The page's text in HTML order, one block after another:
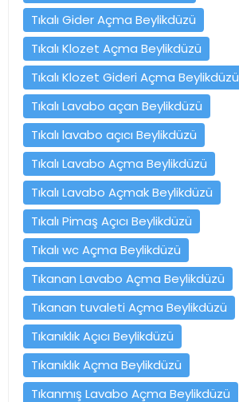
Tıkalı Gider Açma Beylikdüzü
Tıkalı Klozet Açma Beylikdüzü
Tıkalı Klozet Gideri Açma Beylikdüzü
Tıkalı Lavabo açan Beylikdüzü
Tıkalı lavabo açıcı Beylikdüzü
Tıkalı Lavabo Açma Beylikdüzü
Tıkalı Lavabo Açmak Beylikdüzü
Tıkalı Pimaş Açıcı Beylikdüzü
Tıkalı wc Açma Beylikdüzü
Tıkanan Lavabo Açma Beylikdüzü
Tıkanan tuvaleti Açma Beylikdüzü
Tıkanıklık Açıcı Beylikdüzü
Tıkanıklık Açma Beylikdüzü
Tıkanmış Lavabo Açma Beylikdüzü